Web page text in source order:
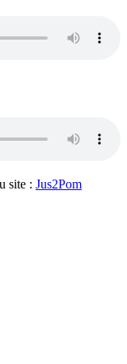
site : Jus2Pom